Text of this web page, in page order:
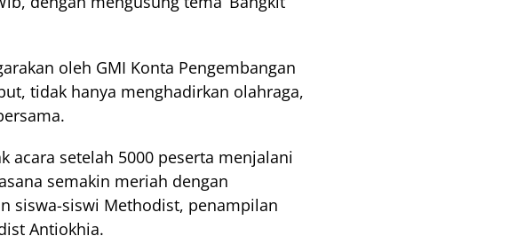
oleh GMI Konta Pengembangan
tidak hanya menghadirkan olahraga,
acara setelah 5000 peserta menjalani
semakin meriah dengan
siswa-siswi Methodist, penampilan
Antiokhia.